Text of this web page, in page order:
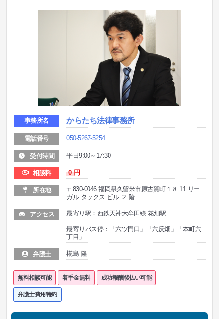
事務所名 からたち法律事務所
電話番号 050-5267-5254
受付時間 平日9:00～17:30
相談料 0 円
所在地
〒830-0046 福岡県久留米市原古賀町１８ 11 リー
ガル タックス ビル ２ 階
アクセス 最寄り駅：西鉄天神大牟田線 花畑駅
最寄りバス停：「六ツ門口」「六反畑」「本町六
丁目」
弁護士 椛島 隆
無料相談可能 着手金無料 成功報酬後払い可能
弁護士費用特約